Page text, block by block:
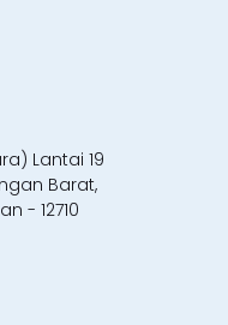
Lantai 19
Barat,
- 12710